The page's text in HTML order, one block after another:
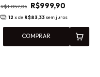
R$1.057,06 R$999,90
12 x de R$83,33 sem juros
COMPRAR